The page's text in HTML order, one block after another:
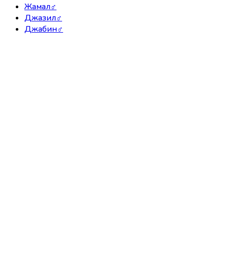
Жамал♂
Джазил♂
Джабин♂